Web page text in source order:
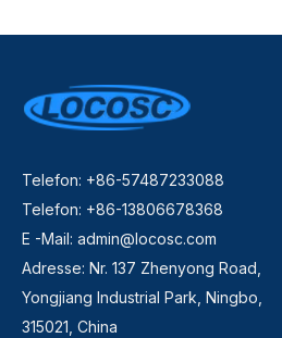
Telefon: +86-57487233088
Telefon: +86-13806678368
E -Mail: admin@locosc.com
Adresse: Nr. 137 Zhenyong Road,
Yongjiang Industrial Park, Ningbo,
315021, China